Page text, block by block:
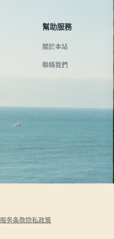
幫助服務
關於本站
聯絡我們
服务条款隐私政策